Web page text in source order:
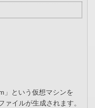
」という仮想マシンを
イルが生成されます。